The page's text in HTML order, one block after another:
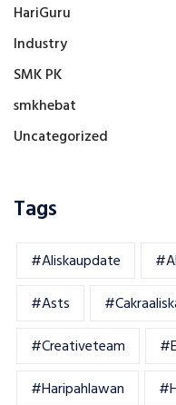
HariGuru
Industry
SMK PK
smkhebat
Uncategorized
Tags
#aliskaupdate
#asts
#creativeteam
#haripahlawan